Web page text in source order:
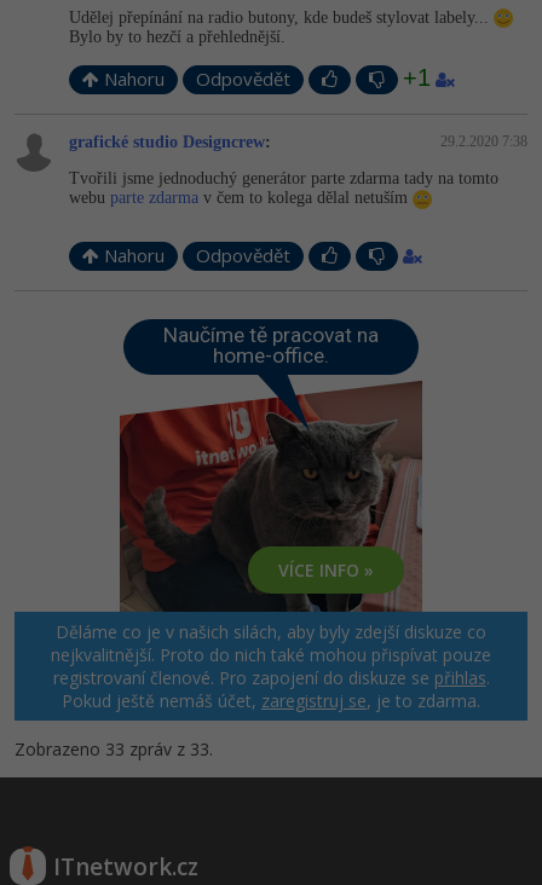
Udělej přepínání na radio butony, kde budeš stylovat labely...
Bylo by to hezčí a přehlednější.
Nahoru Odpovědět +1
grafické studio Designcrew: 29.2.2020 7:38
Tvořili jsme jednoduchý generátor parte zdarma tady na tomto
webu parte zdarma v čem to kolega dělal netuším
Nahoru Odpovědět
Naučíme tě pracovat na
home-office.
VÍCE INFO »
Děláme co je v našich silách, aby byly zdejší diskuze co
nejkvalitnější. Proto do nich také mohou přispívat pouze
registrovaní členové. Pro zapojení do diskuze se přihlas.
Pokud ještě nemáš účet, zaregistruj se, je to zdarma.
Zobrazeno 33 zpráv z 33.
ITnetwork.cz